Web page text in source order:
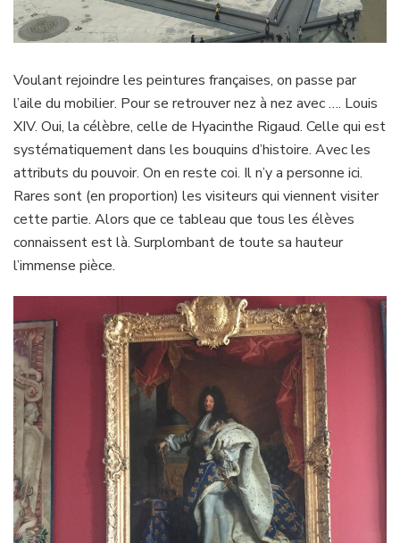
Voulant rejoindre les peintures françaises, on passe par
l’aile du mobilier. Pour se retrouver nez à nez avec …. Louis
XIV. Oui, la célèbre, celle de Hyacinthe Rigaud. Celle qui est
systématiquement dans les bouquins d’histoire. Avec les
attributs du pouvoir. On en reste coi. Il n’y a personne ici.
Rares sont (en proportion) les visiteurs qui viennent visiter
cette partie. Alors que ce tableau que tous les élèves
connaissent est là. Surplombant de toute sa hauteur
l’immense pièce.